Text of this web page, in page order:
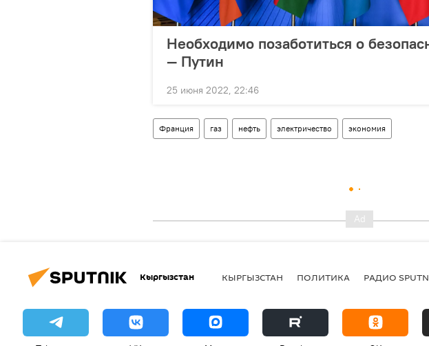
Необходимо позаботиться о
— Путин
25 июня 2022, 22:46
Франция газ нефть электричество экономия
Кыргызстан КЫРГЫЗСТАН ПОЛИТИКА РАДИО